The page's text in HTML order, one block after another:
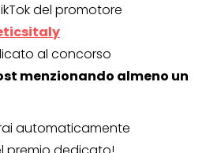
del promotore
al concorso
menzionando almeno un
automaticamente